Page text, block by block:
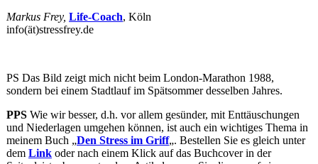
Markus Frey, Life-Coach, Köln
info(ät)stressfrey.de
PS Das Bild zeigt mich nicht beim London-Marathon 1988,
sondern bei einem Stadtlauf im Spätsommer desselben Jahres.
PPS Wie wir besser, d.h. vor allem gesünder, mit Enttäuschungen
und Niederlagen umgehen können, ist auch ein wichtiges Thema in
meinem Buch „Den Stress im Griff„. Bestellen Sie es gleich unter
dem Link oder nach einem Klick auf das Buchcover in der